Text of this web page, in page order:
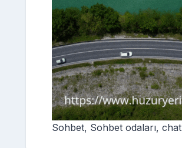
Sohbet, Sohbet odaları, chat